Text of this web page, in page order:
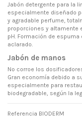
Jabón detergente para la
especialmente diseñado
y agradable perfume,
proporciones y altamente
pH. Formación de
aclarado.
Jabón de manos
No corroe los
Gran economía debido a
especialmente para
biodegradable, según la
Referencia BIODERM